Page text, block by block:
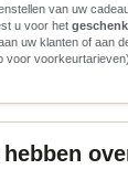
van uw
u voor het
uw klanten of aan
voor voorkeurtarieven)